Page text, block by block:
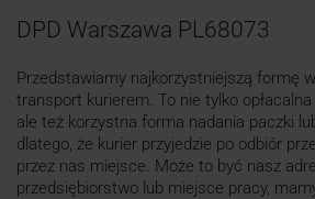
DPD Warszawa PL68073
Przedstawiamy najkorzystniejszą formę
transport kurierem. To nie tylko
ale też korzystna forma nadania paczki
dlatego, że kurier przyjedzie po odbiór
przez nas miejsce. Może to być nasz
przedsiębiorstwo lub miejsce pracy,